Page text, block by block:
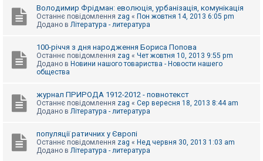
е
и
е
Володимир Фрідман: еволюція, урбанізація, комунікація
Останнє повідомлення zag « Пон жовтня 14, 2013 6:05 pm
Додано в Література - литература
100-річчя з дня народження Бориса Попова
Останнє повідомлення zag « Чет жовтня 10, 2013 9:55 pm
Додано в Новини нашого товариства - Новости нашего
общества
журнал ПРИРОДА 1912-2012 - повнотекст
Останнє повідомлення zag « Сер вересня 18, 2013 8:44 am
Додано в Література - литература
популяції ратичних у Європі
Останнє повідомлення zag « Нед червня 30, 2013 1:03 am
Додано в Література - литература